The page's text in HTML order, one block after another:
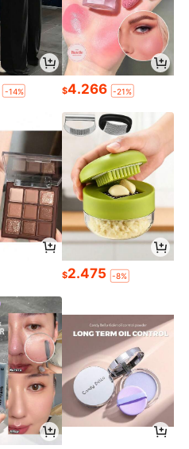
-14% $4.266 -21%
$2.475 -8%